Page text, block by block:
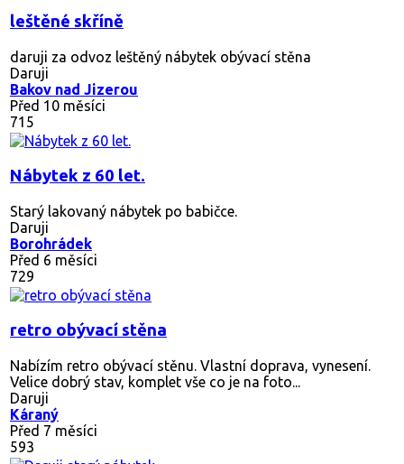
leštěné skříně
daruji za odvoz leštěný nábytek obývací stěna
Daruji
Bakov nad Jizerou
Před 10 měsíci
715
Nábytek z 60 let.
Starý lakovaný nábytek po babičce.
Daruji
Borohrádek
Před 6 měsíci
729
retro obývací stěna
Nabízím retro obývací stěnu. Vlastní doprava, vynesení.
Velice dobrý stav, komplet vše co je na foto...
Daruji
Káraný
Před 7 měsíci
593